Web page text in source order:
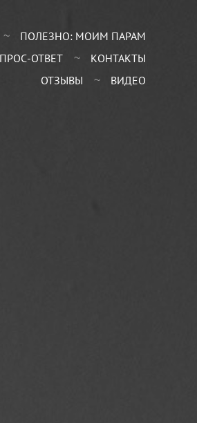
ПОЛЕЗНО: МОИМ ПАРАМ
ОТВЕТ
КОНТАКТЫ
ОТЗЫВЫ
ВИДЕО